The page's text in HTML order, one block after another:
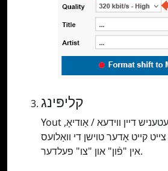
קליפּינג
Yout אַלאַוז איר צו גערעטעניש דיין ווידעא / אַודיאָ,
קייט אָדער טוישן די וואַלועס
אין "פֿון" און "צו" פעלדער.